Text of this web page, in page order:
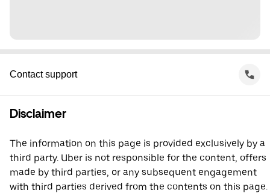
Contact support
Disclaimer
The information on this page is provided exclusively by a
third party. Uber is not responsible for the content, offers
made by third parties, or any subsequent engagement
with third parties derived from the contents on this page.